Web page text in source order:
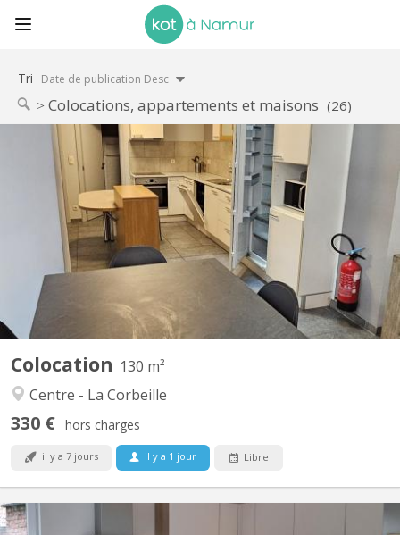
Tri Date de publication Desc
Colocations, appartements et maisons (26)
Colocation 130 m²
Centre - La Corbeille
330 € hors charges
il y a 7 jours il y a 1 jour Libre
KN 4393
Dans le centre de Namur Rue Galliot 18. Disponible uniquement
pour jeunes travailleurs !!! Pas d'étudiant svp!!! Reste une
chambres meublée avec evier , 2 wc et 2 douches communes
pour 4 chambres Immeuble rénové . Les charges (eau-gaz-
électricité), le mobilier et internet via wifi ou câble...
KN 4748